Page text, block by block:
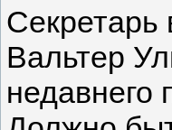
Секретарь
Вальтер
недавнего